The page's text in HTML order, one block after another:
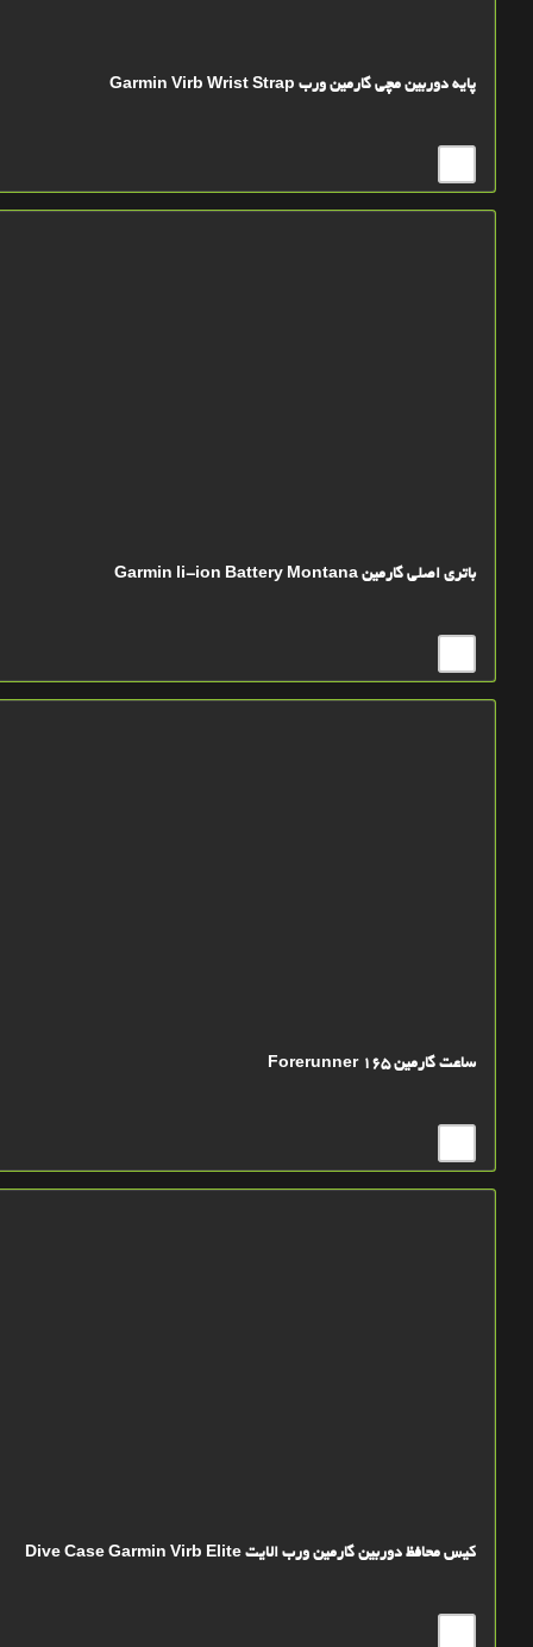
پایه دوربین مچی گارمین ورب Garmin Virb Wrist Strap
باتري اصلي گارمین Garmin li-ion Battery Montana
ساعت گارمین Forerunner 165
کیس محافظ دوربین گارمین ورب الایت Dive Case Garmin Virb Elite